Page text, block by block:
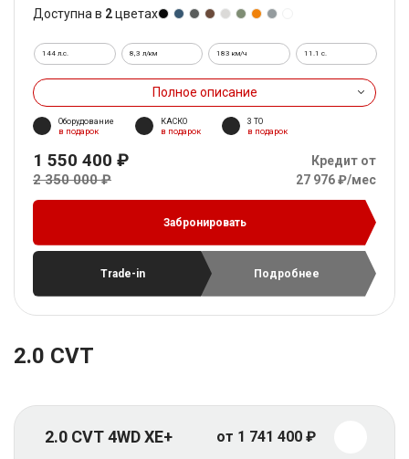
Доступна в 2цветах
144 л.с. 8,3 л/км 183 км/ч 11.1 c.
Полное описание
Оборудование
в подарок
КАСКО
в подарок
3 ТО
в подарок
1 550 400 ₽
2 350 000 ₽
Кредит от
27 976 ₽/мес
Забронировать
Trade-in Подробнее
2.0 CVT
2.0 CVT 4WD XE+ от 1 741 400 ₽